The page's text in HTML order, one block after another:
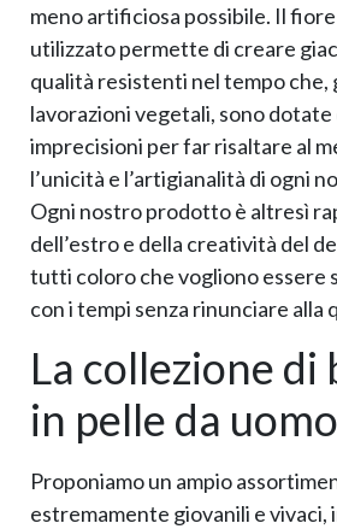
meno artificiosa possibile. Il
utilizzato permette di creare
qualità resistenti nel tempo che,
lavorazioni vegetali, sono dotate
imprecisioni per far risaltare al
l’unicità e l’artigianalità di ogni
Ogni nostro prodotto è altresì
dell’estro e della creatività del
tutti coloro che vogliono essere
con i tempi senza rinunciare alla
La collezione di
in pelle da uomo
Proponiamo un ampio
estremamente giovanili e vivaci,